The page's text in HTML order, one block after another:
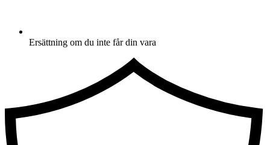
Ersättning om du inte får din vara